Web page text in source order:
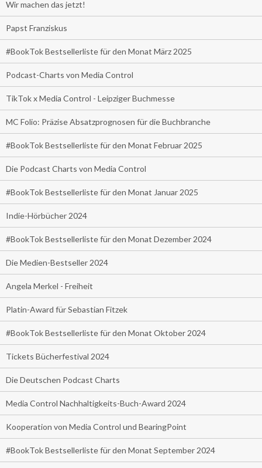
Wir machen das jetzt!
Papst Franziskus
#BookTok Bestsellerliste für den Monat März 2025
Podcast-Charts von Media Control
TikTok x Media Control - Leipziger Buchmesse
MC Folio: Präzise Absatzprognosen für die Buchbranche
#BookTok Bestsellerliste für den Monat Februar 2025
Die Podcast Charts von Media Control
#BookTok Bestsellerliste für den Monat Januar 2025
Indie-Hörbücher 2024
#BookTok Bestsellerliste für den Monat Dezember 2024
Die Medien-Bestseller 2024
Angela Merkel - Freiheit
Platin-Award für Sebastian Fitzek
#BookTok Bestsellerliste für den Monat Oktober 2024
Tickets Bücherfestival 2024
Die Deutschen Podcast Charts
Media Control Nachhaltigkeits-Buch-Award 2024
Kooperation von Media Control und BearingPoint
#BookTok Bestsellerliste für den Monat September 2024